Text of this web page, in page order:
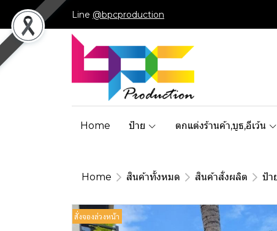
Line @bpcproduction
Home ป้าย ตกแต่งร้านค้า,บูธ,อีเว้น
Home สินค้าทั้งหมด สินค้าสั่งผลิต ป้า
สั่งจองล่วงหน้า